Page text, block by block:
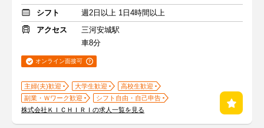
シフト
週2日以上 1日4時間以上
アクセス
三河安城駅
車8分
オンライン面接可
主婦(夫)歓迎 大学生歓迎
高校生歓迎
副業・Ｗワーク歓迎
シフト自由・自己申告
株式会社ＫＩＣＨＩＲＩの求人一覧を見る